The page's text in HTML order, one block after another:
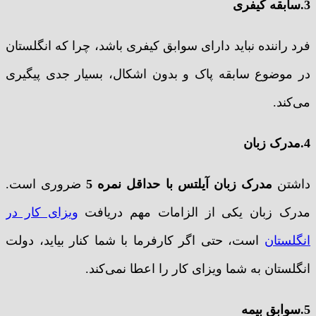
3.سابقه کیفری
فرد راننده نباید دارای سوابق کیفری باشد، چرا که انگلستان
در موضوع سابقه پاک و بدون اشکال، بسیار جدی پیگیری
می‌کند.
4.مدرک زبان
داشتن مدرک زبان آیلتس با حداقل نمره 5
ضروری است.
مدرک زبان یکی از الزامات مهم دریافت ویزای کار در
انگلستان است، حتی اگر کارفرما با شما کنار بیاید، دولت
انگلستان به شما ویزای کار را اعطا نمی‌کند.
5.سوابق بیمه